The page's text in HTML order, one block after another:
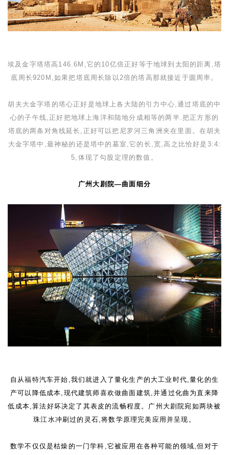
埃及金字塔塔高 146.6M ,它的 10亿倍正好等于地球到太阳的距离 塔
底周长920M, 如果把塔底周长除以 2倍的塔高那就接近于圆周率。
胡夫大金字塔的塔心正好是地球上各大陆的引力中心 ,通过塔底的中
心的子午线 正好把地球上海洋和陆地分成相等的两半 把正方形的
塔底的两条对角线延长,正好可以把尼罗河三角洲夹在里面。在胡夫
大金字塔中 最神秘的还是塔中的墓室 ,它的长 宽 ,高之比恰好是 3:4:
5 ,体现了勾股定理的数值。
广州大剧院—曲面细分
自从福特汽车开始,我们就进入了量化生产的大工业时代,量化的生
产可以降低成本,现代建筑师喜欢做曲面建筑,并通过化曲为直来降
低成本,算法好坏决定了其表皮的流畅程度。广州大剧院宛如两块被
珠江水冲刷过的灵石,将数学原理完美应用并呈现。
数学不仅仅是枯燥的一门学科,它被应用在各种可能的领域,但对于